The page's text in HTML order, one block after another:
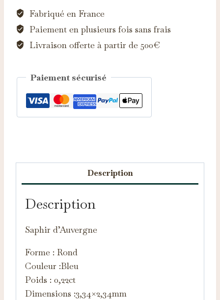
0.22ctFabriqué en France
Paiement en plusieurs fois sans frais
Livraison offerte à partir de 500€
Paiement sécurisé
Description
Description
Saphir d’Auvergne
Forme : Rond
Couleur :Bleu
Poids : 0,22ct
Dimensions :3,34×2,34mm